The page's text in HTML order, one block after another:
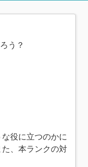
う？
役に立つのかに
、本ランクの対